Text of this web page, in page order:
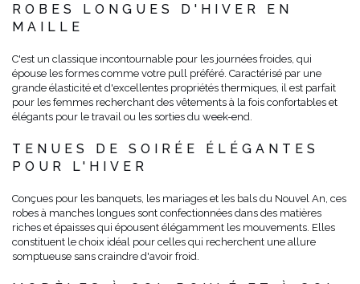
ROBES LONGUES D'HIVER EN
MAILLE
C'est un classique incontournable pour les journées froides, qui
épouse les formes comme votre pull préféré. Caractérisé par une
grande élasticité et d'excellentes propriétés thermiques, il est parfait
pour les femmes recherchant des vêtements à la fois confortables et
élégants pour le travail ou les sorties du week-end.
TENUES DE SOIRÉE ÉLÉGANTES
POUR L'HIVER
Conçues pour les banquets, les mariages et les bals du Nouvel An, ces
robes à manches longues sont confectionnées dans des matières
riches et épaisses qui épousent élégamment les mouvements. Elles
constituent le choix idéal pour celles qui recherchent une allure
somptueuse sans craindre d'avoir froid.